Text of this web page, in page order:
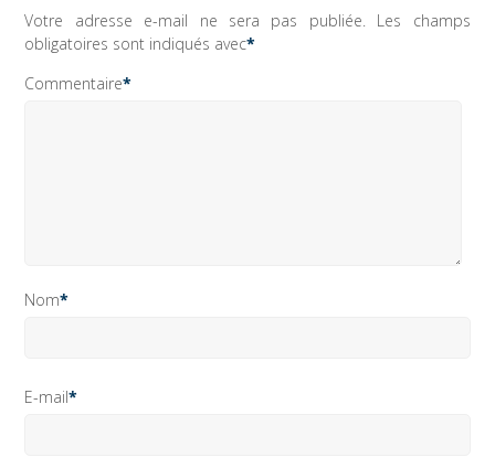
Votre adresse e-mail ne sera pas publiée. Les champs
obligatoires sont indiqués avec*
Commentaire*
Nom*
E-mail*